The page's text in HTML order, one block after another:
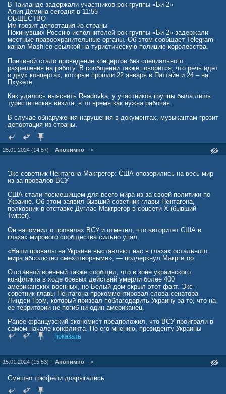
Суммарный 2023 г. LG удалось завершить с выручкой на уровне
84,23 трлн вон. Она, конечно, выросла, но лишь на 0,9% год к году.
Чистая прибыль компании за отчетный период, напротив, просела
сразу на 38% – ее падение остановилось на отметке в 1,151 трлн
вон.
У компании Samsung, повернувшейся к России спиной в марте 2022
г. тоже не все гладко. Отчет за IV квартал 2023 г. и за весь год в
целом на момент выхода материала она не успела подготовить, но
есть официальная статистика за III квартал 2023 г., в котором ее
чистая прибыль рухнула на 38% год к году.
В Таиланде задержали участников рок-группы «Би-2»
Алия Демина сегодня в 11:55
ОБЩЕСТВО
Им грозит депортация из страны
Покинувших Россию исполнителей рок-группы «Би-2» задержали
местные правоохранительные органы. Об этом сообщает Telegram-
канал Mash со ссылкой на туристическую полицию королевства.
Причиной стало проведение концертов без специального
разрешения на работу. В сообщении также говорится, что речь идет
о двух концертах, которые прошли 22 января в Паттайе и 24 – на
Пхукете.
Как удалось выяснить Readovka, у участников группы была лишь
туристическая визита, в то время как нужна рабочая.
В случае обнаружения нарушения в документах, музыкантам грозит
депортация из страны.
25.01.2024 (14:57) | Анонимно ->
Экс-советник Пентагона Макгрегор: США опозорились на весь мир
из-за провалов ВСУ
США стали посмешищем для всего мира из-за своей политики по
Украине. Об этом заявил бывший советник главы Пентагона,
полковник в отставке Дуглас Макгрегор в соцсети X (бывший
Twitter).
Он напомнил о провалах ВСУ и отметил, что авторитет США в
глазах мирового сообщества сильно упал.
«Наши провалы на Украине выставляют нас в глазах остального
мира абсолютно смехотворными», — подчеркнул Макргегор.
Отставной военный также сообщил, что в зоне украинского
конфликта в ходе боевых действий умерли более 400
американских военных, но Белый дом скрыл этот факт. Экс-
советник главы Пентагона прокомментировал слова сенатора
Линдси Грэм, который призвал поблагодарить Украину за то, что на
ее территории не погиб ни один американец.
Ранее французский экономист предположил, что ВСУ проиграли в
самом начале конфликта. По его мнению, президенту Украины
Владимиру Зеленскому следовало как можно скорее провести
показать
15.01.2024 (15:53) | Анонимно ->
Смешно трюфели доарыгались